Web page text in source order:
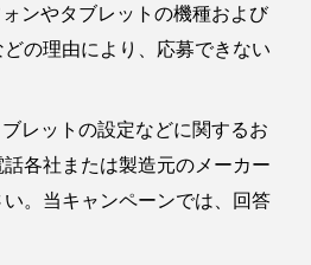
ンやタブレットの機種および
の理由により、応募できない
レットの設定などに関するお
各社または製造元のメーカー
。当キャンペーンでは、回答